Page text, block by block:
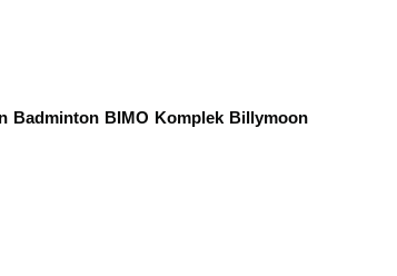
Badminton BIMO Komplek Billymoon